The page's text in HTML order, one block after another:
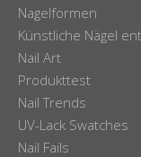
Nagelformen
Künstliche Nägel
Nail Art
Produkttest
Nail Trends
UV-Lack Swatches
Nail Fails